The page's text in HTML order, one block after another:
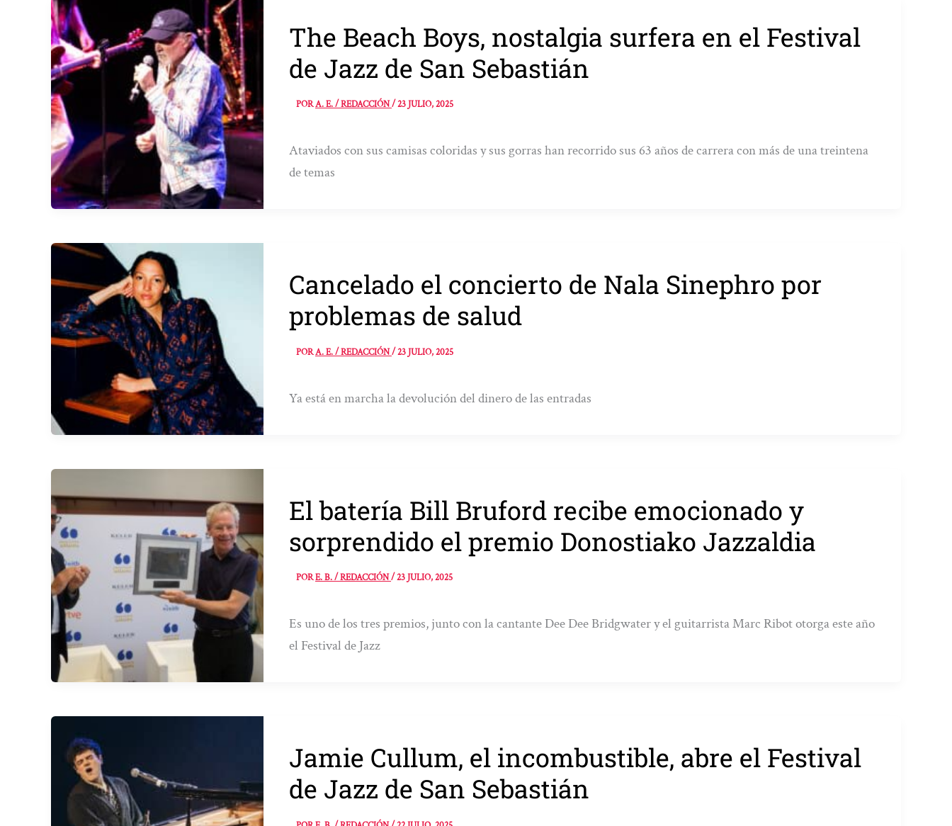
The Beach Boys, nostalgia surfera en el Festival
de Jazz de San Sebastián
PORA. E. / REDACCIÓN/23 JULIO, 2025
Ataviados con sus camisas coloridas y sus gorras han recorrido sus 63 años de carrera con más de una treintena
de temas
Cancelado el concierto de Nala Sinephro por
problemas de salud
PORA. E. / REDACCIÓN/23 JULIO, 2025
Ya está en marcha la devolución del dinero de las entradas
El batería Bill Bruford recibe emocionado y
sorprendido el premio Donostiako Jazzaldia
PORE. B. / REDACCIÓN/23 JULIO, 2025
Es uno de los tres premios, junto con la cantante Dee Dee Bridgwater y el guitarrista Marc Ribot otorga este año
el Festival de Jazz
Jamie Cullum, el incombustible, abre el Festival
de Jazz de San Sebastián